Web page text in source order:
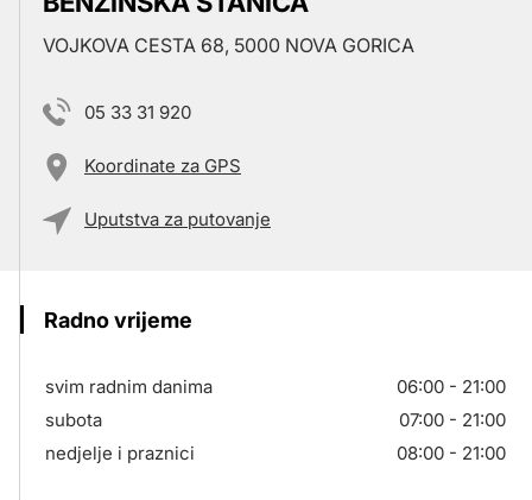
VOJKOVA CESTA 68, 5000 NOVA GORICA
05 33 31 920
Koordinate za GPS
Uputstva za putovanje
Radno vrijeme
svim radnim danima
06:00 - 21:00
subota
07:00 - 21:00
nedjelje i praznici
08:00 - 21:00